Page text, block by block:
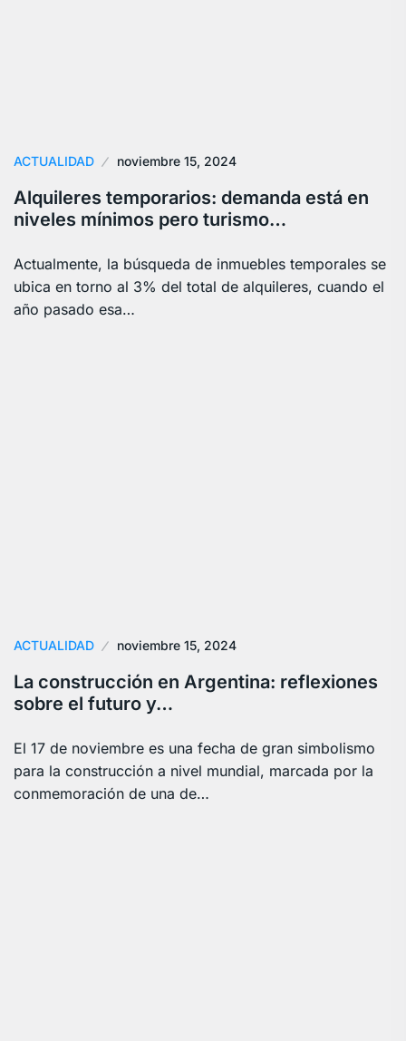
ACTUALIDAD noviembre 15, 2024
Alquileres temporarios: demanda está en
niveles mínimos pero turismo…
Actualmente, la búsqueda de inmuebles temporales se
ubica en torno al 3% del total de alquileres, cuando el
año pasado esa…
ACTUALIDAD noviembre 15, 2024
La construcción en Argentina: reflexiones
sobre el futuro y…
El 17 de noviembre es una fecha de gran simbolismo
para la construcción a nivel mundial, marcada por la
conmemoración de una de…